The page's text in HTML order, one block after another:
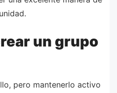
un grupo
pero mantenerlo activo